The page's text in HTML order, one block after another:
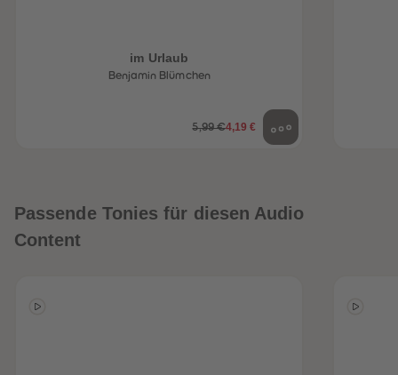
im Urlaub
Benjamin Blümchen
5,99 €4,19 €
Passende Tonies für diesen Audio
Content